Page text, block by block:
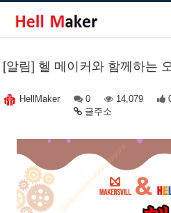
[알림] 헬 메이커와 함께하는
HellMaker 0 14,079
글주소